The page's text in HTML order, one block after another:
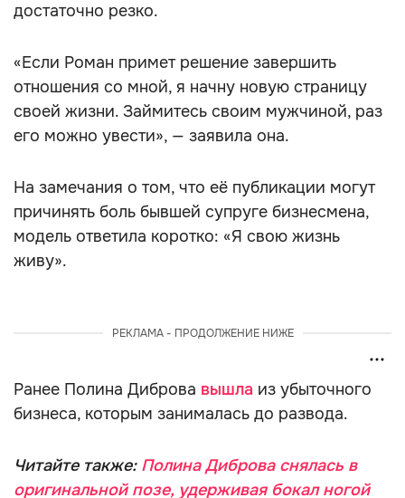
достаточно резко.
«Если Роман примет решение завершить
отношения со мной, я начну новую страницу
своей жизни. Займитесь своим мужчиной, раз
его можно увести», — заявила она.
На замечания о том, что её публикации могут
причинять боль бывшей супруге бизнесмена,
модель ответила коротко: «Я свою жизнь
живу».
РЕКЛАМА - ПРОДОЛЖЕНИЕ НИЖЕ
Ранее Полина Диброва вышла из убыточного
бизнеса, которым занималась до развода.
Читайте также: Полина Диброва снялась в
оригинальной позе, удерживая бокал ногой